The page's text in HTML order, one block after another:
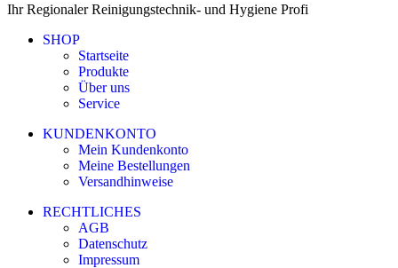
Ihr Regionaler Reinigungstechnik- und Hygiene Profi
SHOP
Startseite
Produkte
Über uns
Service
KUNDENKONTO
Mein Kundenkonto
Meine Bestellungen
Versandhinweise
RECHTLICHES
AGB
Datenschutz
Impressum